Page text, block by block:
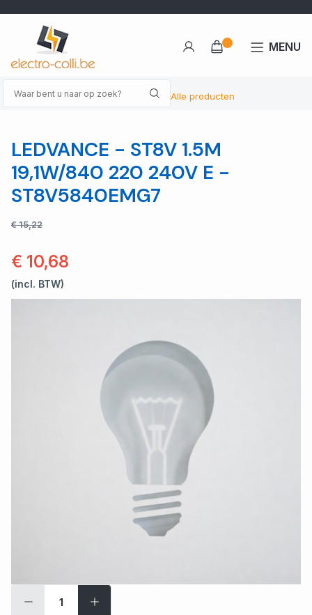
Alle producten
MENU
LEDVANCE - ST8V 1.5M
19,1W/840 220 240V E -
ST8V5840EMG7
€ 15,22
€ 10,68
(incl. BTW)